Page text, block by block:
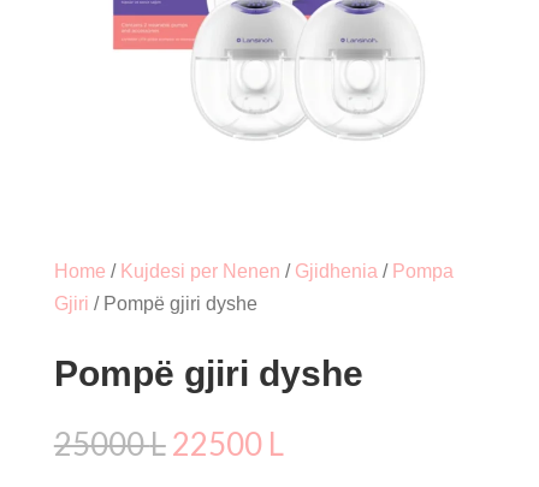
Home / Kujdesi per Nenen / Gjidhenia / Pompa
Gjiri / Pompë gjiri dyshe
Pompë gjiri dyshe
25000LÇmimi
22500 L